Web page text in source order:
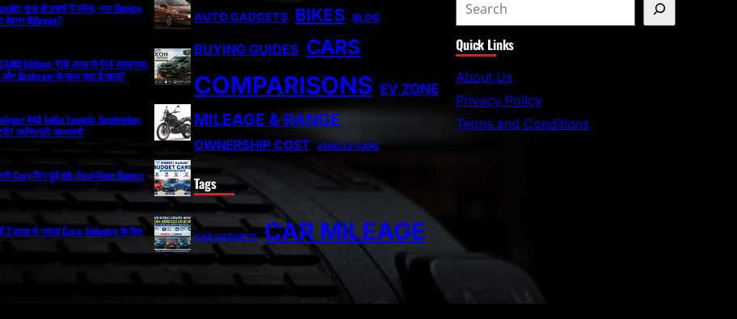
कुछ ही हफ्तों में लॉन्च, नया Design,
बेहतर Mileage?
Edition: ₹10 लाख से ₹14 लाख तक,
और Dashcam के साथ क्या है खास?
440 India Launch: September
जानिए पूरी जानकारी
Cars फिर हुईं Hit: First-Time Buyers
2 लाख से ज्यादा Cars: Industry के लिए
AUTO GADGETS BIKES BLOG
BUYING GUIDES CARS
COMPARISONS EV ZONE
MILEAGE & RANGE
OWNERSHIP COST VEHICLE CARE
Tags
CAR GADGETS CAR MILEAGE
Quick Links
About Us
Privacy Policy
Terms and Conditions